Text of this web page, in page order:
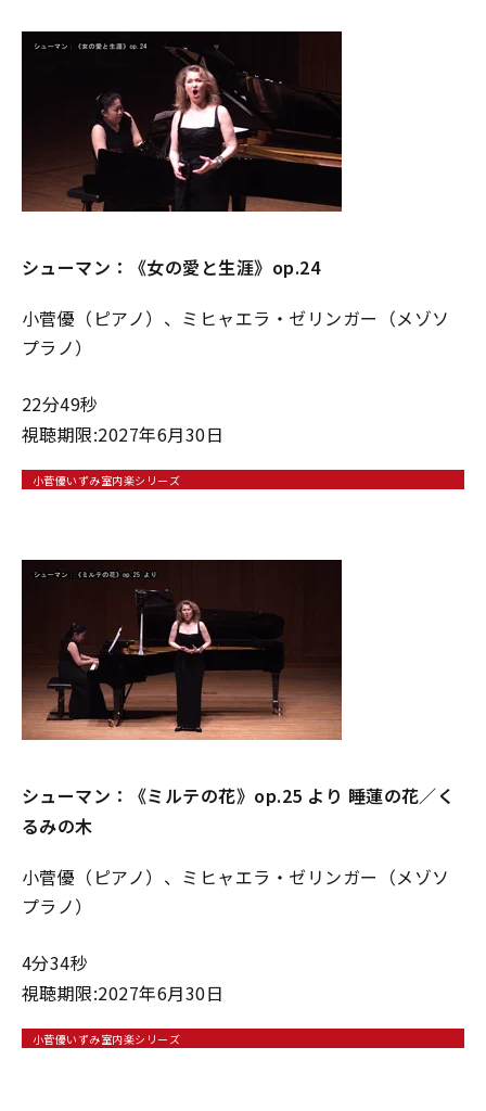
シューマン：《⼥の愛と⽣涯》op.24
小菅優（ピアノ）、ミヒャエラ・ゼリンガー（メゾソ
プラノ）
22分49秒
視聴期限:2027年6月30日
小菅優いずみ室内楽シリーズ
シューマン：《ミルテの花》op.25 より 睡蓮の花／く
るみの⽊
小菅優（ピアノ）、ミヒャエラ・ゼリンガー（メゾソ
プラノ）
4分34秒
視聴期限:2027年6月30日
小菅優いずみ室内楽シリーズ